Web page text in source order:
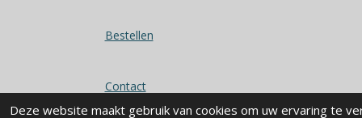
Deze website maakt gebruik van cookies om uw ervaring te
Bestellen
Contact
© 2025 - 2026 Alles voor u keuken en bad vindt